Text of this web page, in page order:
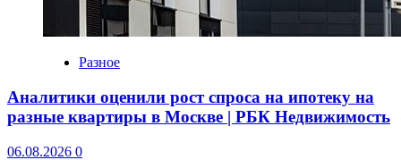
Разное
Аналитики оценили рост спроса на ипотеку на
разные квартиры в Москве | РБК Недвижимость
06.08.2026 0